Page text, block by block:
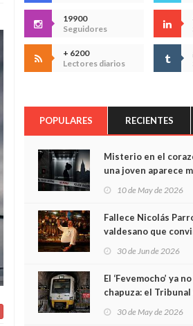
19900
Seguidores
+ 6200
Lectores diarios
POPULARES RECIENTES
Misterio en el
una joven aparece
cámaras captan sus
minutos
10 de May de 2026
Fallece Nicolás
valdesano que
30 de Jun de 2026
El ‘Fevemocho’ ya
chapuza: el
sobrecoste de los
30 de May de 2026